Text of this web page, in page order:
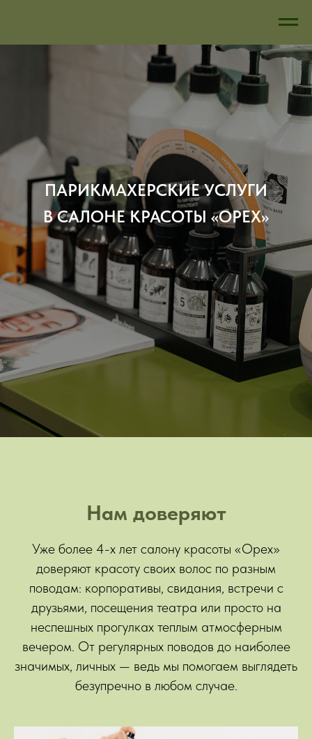
ПАРИКМАХЕРСКИЕ УСЛУГИ
В САЛОНЕ КРАСОТЫ «ОРЕХ»
Нам доверяют
Уже более 4-х лет салону красоты «Орех»
доверяют красоту своих волос по разным
поводам: корпоративы, свидания, встречи с
друзьями, посещения театра или просто на
неспешных прогулках теплым атмосферным
вечером. От регулярных поводов до наиболее
значимых, личных — ведь мы помогаем выглядеть
безупречно в любом случае.